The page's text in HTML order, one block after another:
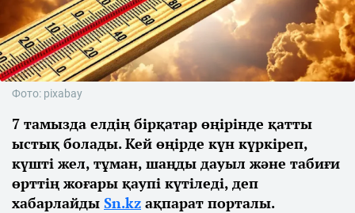
Фото: pixabay
7 тамызда елдің бірқатар өңірінде қатты
ыстық болады. Кей өңірде күн күркіреп,
күшті жел, тұман, шаңды дауыл және табиғи
өрттің жоғары қаупі күтіледі, деп
хабарлайды Sn.kz ақпарат порталы.